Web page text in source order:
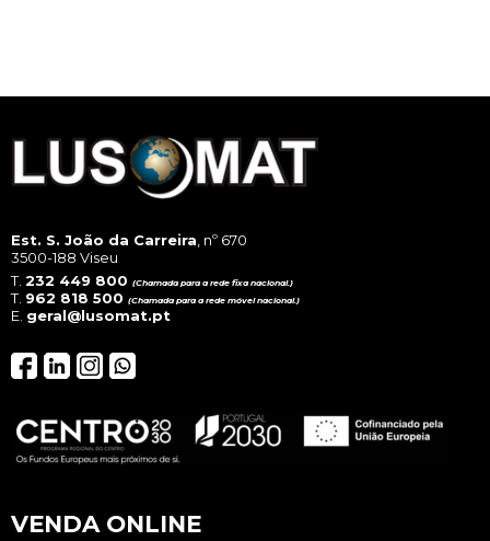
Est. S. João da Carreira , nº 670
3500-188 Viseu
T. 232 449 800 (Chamada para a rede fixa nacional.)
T. 962 818 500 (Chamada para a rede móvel nacional.)
E. geral@lusomat.pt
VENDA ONLINE